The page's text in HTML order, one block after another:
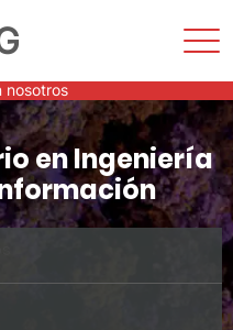
nosotros
en Ingeniería